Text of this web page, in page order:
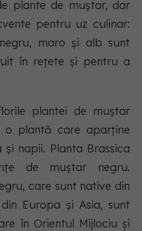
plante de muștar, dar
pentru uz culinar:
maro și alb sunt
în rețete și pentru a
plantei de muștar
o plantă care aparține
napii. Planta Brassica
de muștar negru.
care sunt native din
Europa și Asia, sunt
în Orientul Mijlociu și